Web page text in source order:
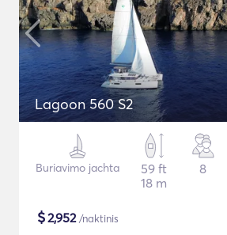
Lagoon 560 S2
Buriavimo jachta
59 ft
18 m
8
$2,952/naktinis